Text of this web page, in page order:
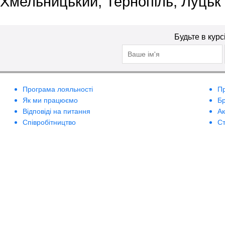
Будьте в
Програма лояльності
Як ми працюємо
Відповіді на питання
Співробітництво